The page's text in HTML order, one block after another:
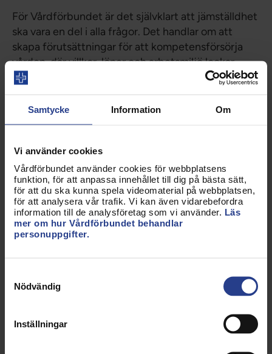
Samtycke Information Om
Vi använder cookies
Vårdförbundet använder cookies för webbplatsens
funktion, för att anpassa innehållet till dig på bästa sätt,
för att du ska kunna spela videomaterial på webbplatsen,
för att analysera vår trafik. Vi kan även vidarebefordra
information till de analysföretag som vi använder. Läs
mer om hur Vårdförbundet behandlar
personuppgifter.
Nödvändig
Inställningar
För Vårdförbundet är det självklart att jämställdhet
ska vara en del i alla frågor. Det handlar om att
skapa förutsättningar för att kompetensförsörja
vården, där villkor, löner och arbetsmiljö lockar
både kvinnor och män. Men också om att ge
yrket på bästa sätt. En jämlik vård förutsätter ett
jämställt förhållningssätt till både patienter,
Vägledning – kunskap, reflektion och praktik
För att driva jämställdhetsarbete på din
arbetsplats, finns ett material för dig som
förtroendevald. Använd det tillsammans med
kollegorna, för att enklare komma igång med
reflektionsövningar, praktiska tips,
Ladda ner Jämställdhet – kunskap,reflektion och